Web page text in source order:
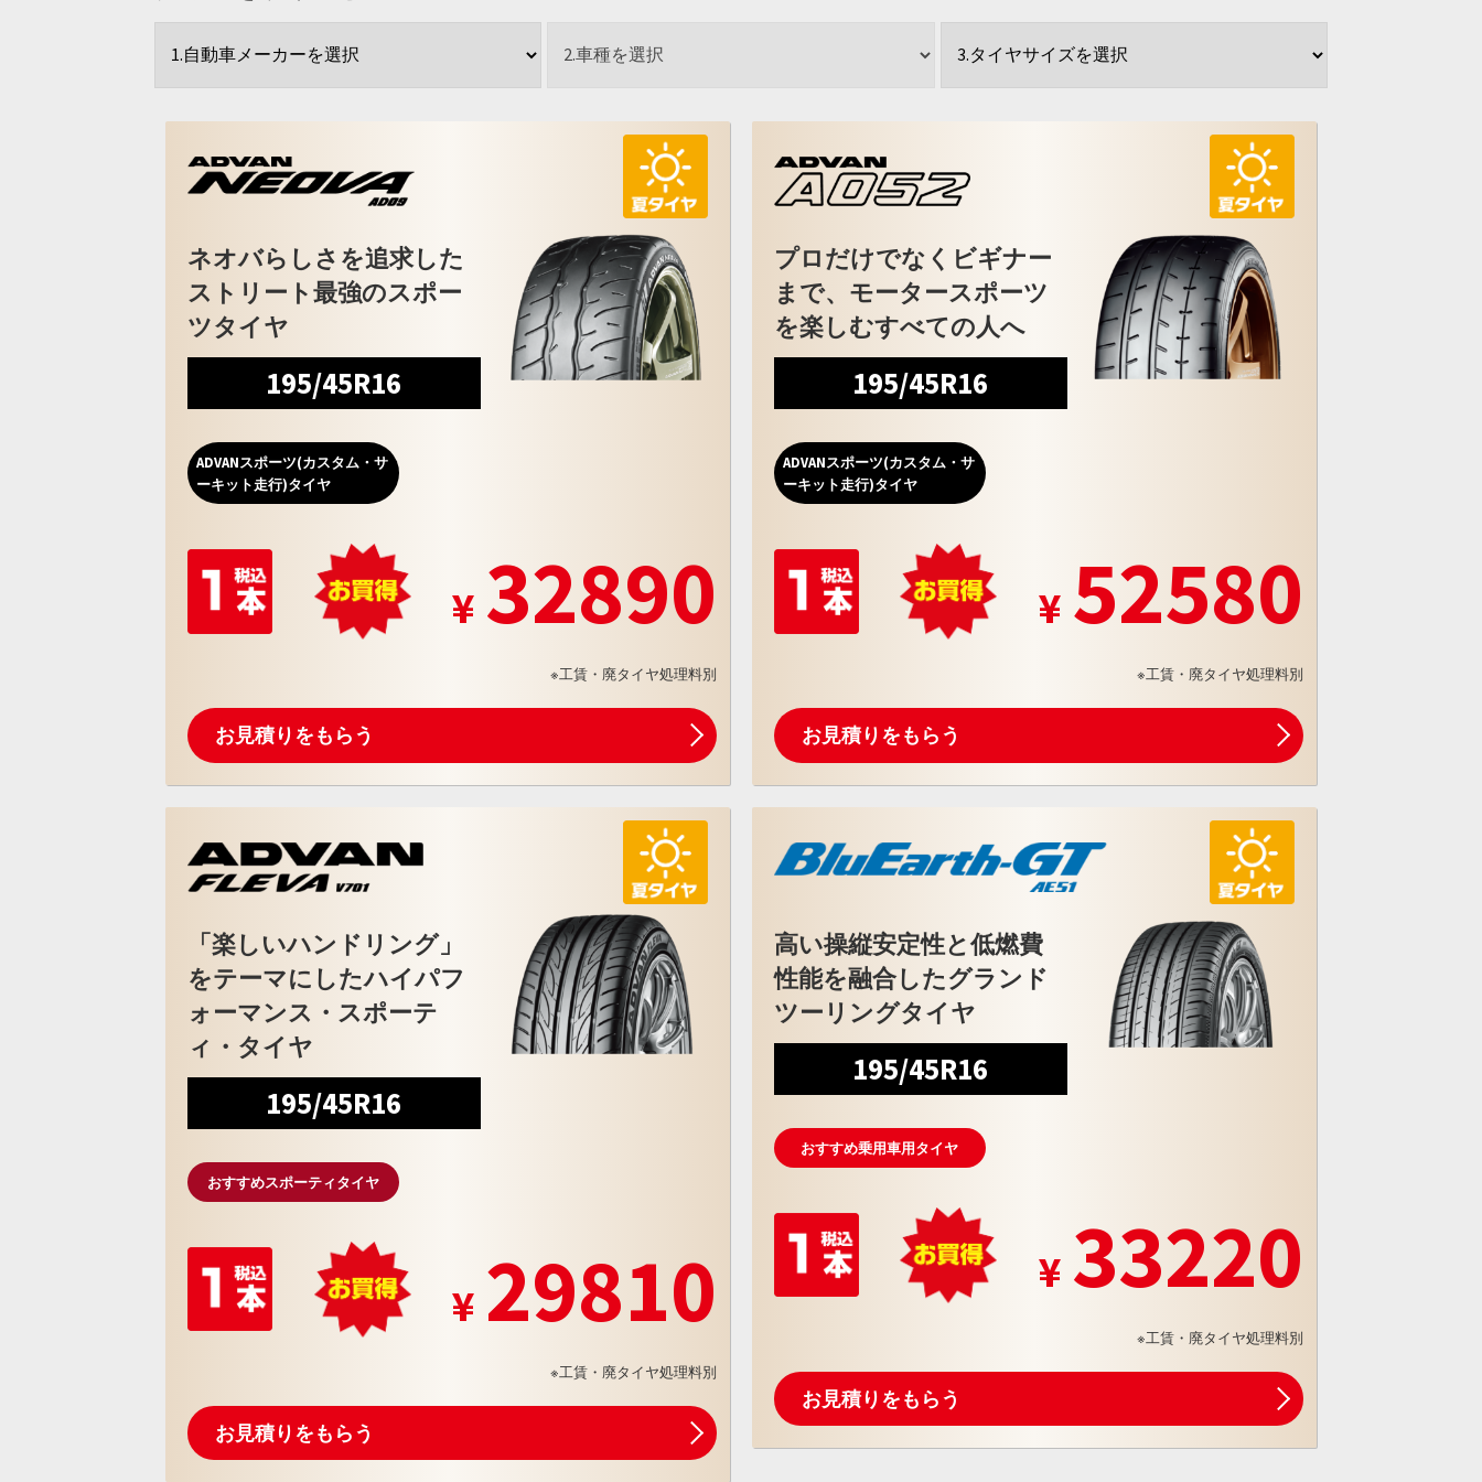
ネオバらしさを追求した
ストリート最強のスポー
ツタイヤ
195/45R16
ADVANスポーツ(カスタム・サ
ーキット走行)タイヤ
32890
※工賃・廃タイヤ処理料別
お見積りをもらう
プロだけでなくビギナー
まで、モータースポーツ
を楽しむすべての人へ
195/45R16
ADVANスポーツ(カスタム・サ
ーキット走行)タイヤ
52580
※工賃・廃タイヤ処理料別
お見積りをもらう
「楽しいハンドリング」
をテーマにしたハイパフ
ォーマンス・スポーテ
ィ・タイヤ
195/45R16
おすすめスポーティタイヤ
29810
※工賃・廃タイヤ処理料別
お見積りをもらう
高い操縦安定性と低燃費
性能を融合したグランド
ツーリングタイヤ
195/45R16
おすすめ乗用車用タイヤ
33220
※工賃・廃タイヤ処理料別
お見積りをもらう